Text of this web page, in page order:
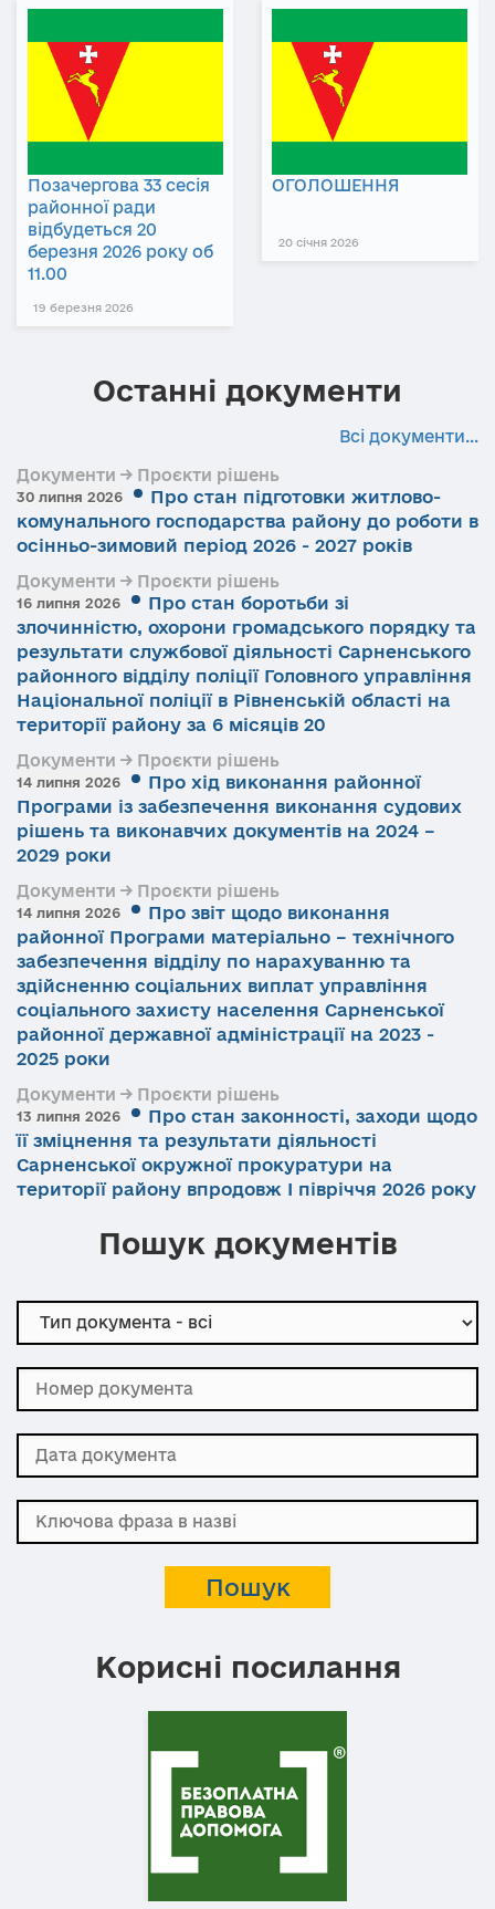
Позачергова 33 сесія
районної ради
відбудеться 20
березня 2026 року об
11.00
19 березня 2026
ОГОЛОШЕННЯ
20 січня 2026
Останні документи
Всі документи...
Документи → Проєкти рішень
30 липня 2026
Про стан підготовки житлово-
комунального господарства району до роботи в
осінньо-зимовий період 2026 - 2027 років
Документи → Проєкти рішень
16 липня 2026
Про стан боротьби зі
злочинністю, охорони громадського порядку та
результати службової діяльності Сарненського
районного відділу поліції Головного управління
Національної поліції в Рівненській області на
території району за 6 місяців 20
Документи → Проєкти рішень
14 липня 2026
Про хід виконання районної
Програми із забезпечення виконання судових
рішень та виконавчих документів на 2024 –
2029 роки
Документи → Проєкти рішень
14 липня 2026
Про звіт щодо виконання
районної Програми матеріально – технічного
забезпечення відділу по нарахуванню та
здійсненню соціальних виплат управління
соціального захисту населення Сарненської
районної державної адміністрації на 2023 -
2025 роки
Документи → Проєкти рішень
13 липня 2026
Про стан законності, заходи щодо
її зміцнення та результати діяльності
Сарненської окружної прокуратури на
території району впродовж І півріччя 2026 року
Пошук документів
Корисні посилання